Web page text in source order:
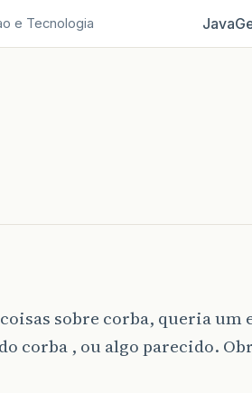
e Tecnologia Java
sobre corba, queria um
corba , ou algo parecido.